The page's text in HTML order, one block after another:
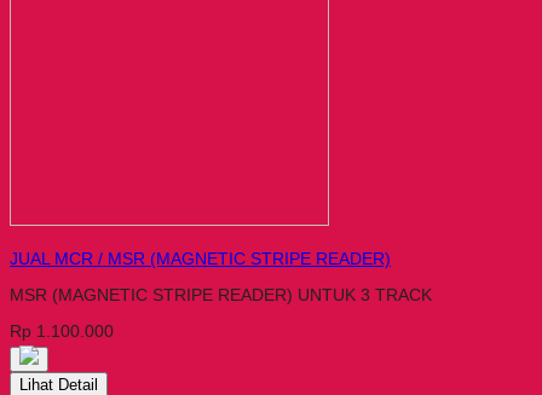
JUAL MCR / MSR (MAGNETIC STRIPE READER)
MSR (MAGNETIC STRIPE READER) UNTUK 3 TRACK
Rp 1.100.000
Lihat Detail